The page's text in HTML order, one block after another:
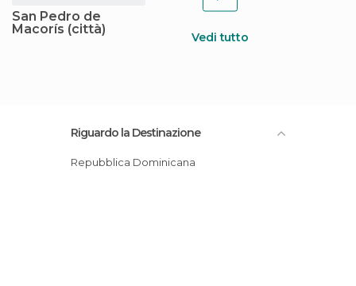
San Pedro de
Macorís (città)
Vedi tutto
Riguardo la Destinazione
Repubblica Dominicana